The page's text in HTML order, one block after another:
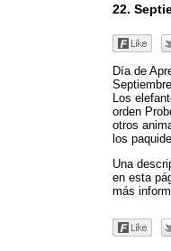
22.
Día de
Los
orden
otros
los
Una
en esta
más